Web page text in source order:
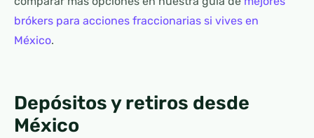
brókers para acciones fraccionarias si vives en
México.
Depósitos y retiros desde
México